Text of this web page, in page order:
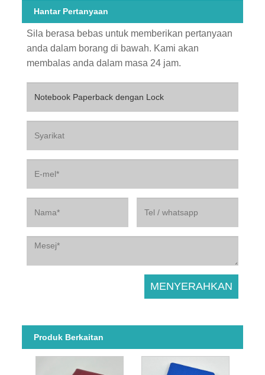
Hantar Pertanyaan
Sila berasa bebas untuk memberikan pertanyaan
anda dalam borang di bawah. Kami akan
membalas anda dalam masa 24 jam.
Produk Berkaitan